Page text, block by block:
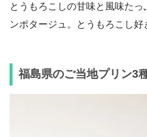
とうもろこしの甘味と風味た
ンポタージュ。とうもろこし好
福島県のご当地プリン3